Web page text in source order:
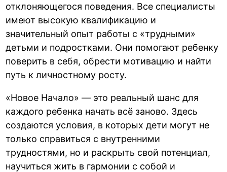
отклоняющегося поведения. Все специалисты
имеют высокую квалификацию и
значительный опыт работы с «трудными»
детьми и подростками. Они помогают ребенку
поверить в себя, обрести мотивацию и найти
путь к личностному росту.
«Новое Начало» — это реальный шанс для
каждого ребенка начать всё заново. Здесь
создаются условия, в которых дети могут не
только справиться с внутренними
трудностями, но и раскрыть свой потенциал,
научиться жить в гармонии с собой и